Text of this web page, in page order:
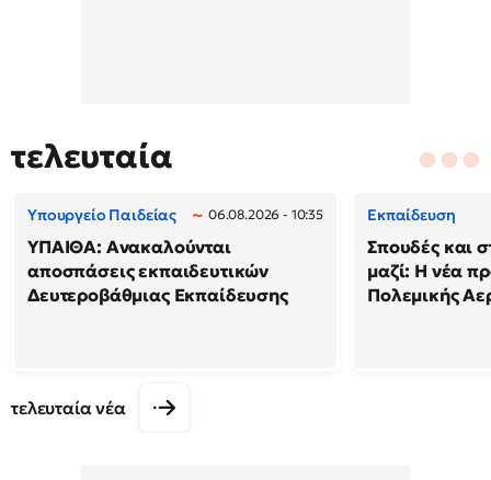
τελευταία
Υπουργείο Παιδείας 06.08.2026 - 10:35
ΥΠΑΙΘΑ: Ανακαλούνται
αποσπάσεις εκπαιδευτικών
Δευτεροβάθμιας Εκπαίδευσης
Εκπαίδευση
Σπουδές και
μαζί: Η νέα
Πολεμικής
τελευταία νέα